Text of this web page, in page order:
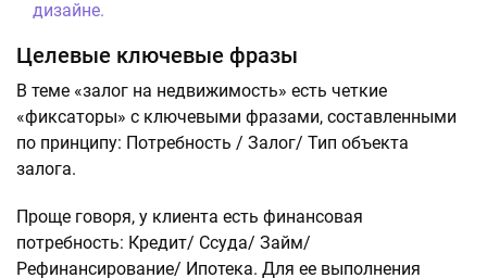
дизайне.
Целевые ключевые фразы
В теме «залог на недвижимость» есть четкие
«фиксаторы» с ключевыми фразами, составленными
по принципу: Потребность / Залог/ Тип объекта
залога.
Проще говоря, у клиента есть финансовая
потребность: Кредит/ Ссуда/ Займ/
Рефинансирование/ Ипотека. Для ее выполнения